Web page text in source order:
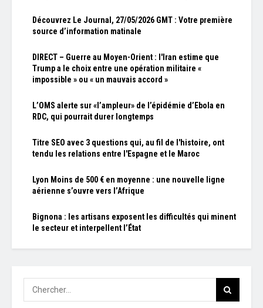
Découvrez Le Journal, 27/05/2026 GMT : Votre première
source d’information matinale
DIRECT – Guerre au Moyen-Orient : l'Iran estime que
Trump a le choix entre une opération militaire «
impossible » ou « un mauvais accord »
L’OMS alerte sur «l’ampleur» de l’épidémie d’Ebola en
RDC, qui pourrait durer longtemps
Titre SEO avec 3 questions qui, au fil de l'histoire, ont
tendu les relations entre l'Espagne et le Maroc
Lyon Moins de 500 € en moyenne : une nouvelle ligne
aérienne s’ouvre vers l’Afrique
Bignona : les artisans exposent les difficultés qui minent
le secteur et interpellent l’État